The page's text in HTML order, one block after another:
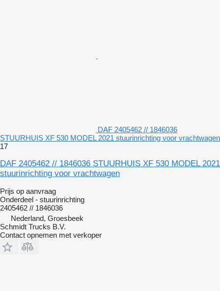
DAF 2405462 // 1846036
STUURHUIS XF 530 MODEL 2021 stuurinrichting voor vrachtwagen
17
DAF 2405462 // 1846036 STUURHUIS XF 530 MODEL 2021
stuurinrichting voor vrachtwagen
Prijs op aanvraag
Onderdeel - stuurinrichting
2405462 // 1846036
Nederland, Groesbeek
Schmidt Trucks B.V.
Contact opnemen met verkoper